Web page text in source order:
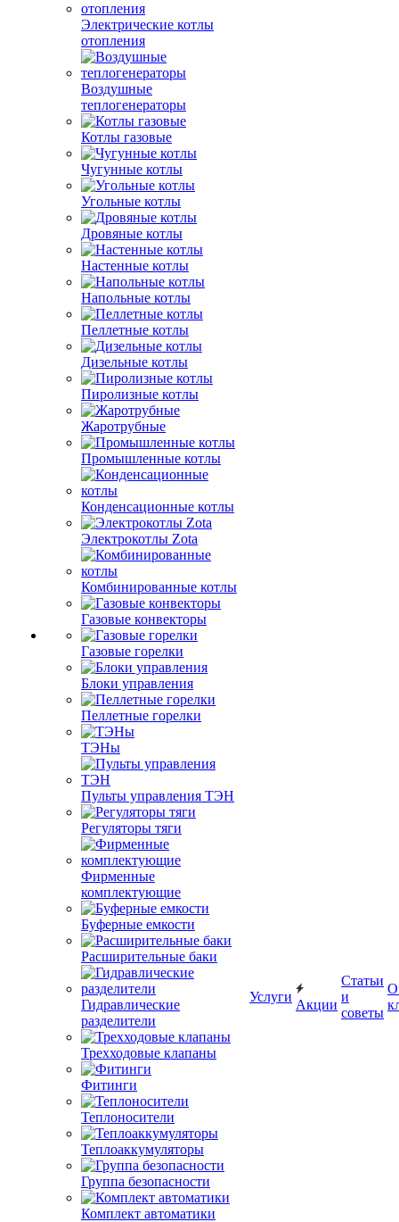
Электрические котлы
отопления
Воздушные
теплогенераторы
Котлы газовые
Чугунные котлы
Угольные котлы
Дровяные котлы
Настенные котлы
Напольные котлы
Пеллетные котлы
Дизельные котлы
Пиролизные котлы
Жаротрубные
Промышленные котлы
Конденсационные котлы
Электрокотлы Zota
Комбинированные котлы
Газовые конвекторы
Газовые горелки
Блоки управления
Пеллетные горелки
ТЭНы
Пульты управления ТЭН
Регуляторы тяги
Фирменные
комплектующие
Буферные емкости
Расширительные баки
Гидравлические
разделители
Трехходовые клапаны
Фитинги
Теплоносители
Теплоаккумуляторы
Группа безопасности
Комплект автоматики
Услуги
Акции
Статьи
и
советы